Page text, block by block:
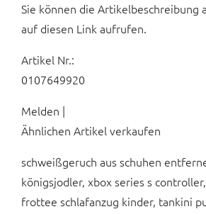
Sie können die Artikelbeschreibung
auf diesen Link aufrufen.
Artikel Nr.:
0107649920
Melden |
Ähnlichen Artikel verkaufen
schweißgeruch aus schuhen
königsjodler, xbox series s
frottee schlafanzug kinder, tankini